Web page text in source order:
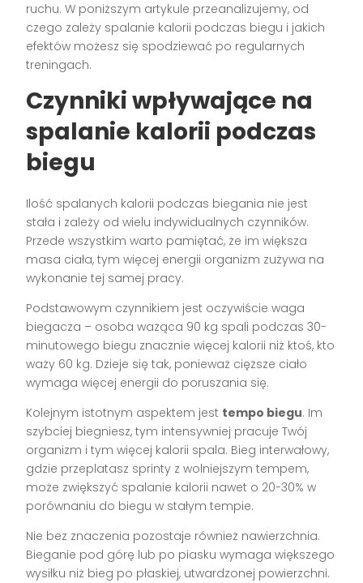
ruchu. W poniższym artykule przeanalizujemy, od
czego zależy spalanie kalorii podczas biegu i jakich
efektów możesz się spodziewać po regularnych
treningach.
Czynniki wpływające na
spalanie kalorii podczas
biegu
Ilość spalanych kalorii podczas biegania nie jest
stała i zależy od wielu indywidualnych czynników.
Przede wszystkim warto pamiętać, że im większa
masa ciała, tym więcej energii organizm zużywa na
wykonanie tej samej pracy.
Podstawowym czynnikiem jest oczywiście waga
biegacza – osoba ważąca 90 kg spali podczas 30-
minutowego biegu znacznie więcej kalorii niż ktoś, kto
waży 60 kg. Dzieje się tak, ponieważ cięższe ciało
wymaga więcej energii do poruszania się.
Kolejnym istotnym aspektem jest tempo biegu. Im
szybciej biegniesz, tym intensywniej pracuje Twój
organizm i tym więcej kalorii spala. Bieg interwałowy,
gdzie przeplatasz sprinty z wolniejszym tempem,
może zwiększyć spalanie kalorii nawet o 20-30% w
porównaniu do biegu w stałym tempie.
Nie bez znaczenia pozostaje również nawierzchnia.
Bieganie pod górę lub po piasku wymaga większego
wysiłku niż bieg po płaskiej, utwardzonej powierzchni.